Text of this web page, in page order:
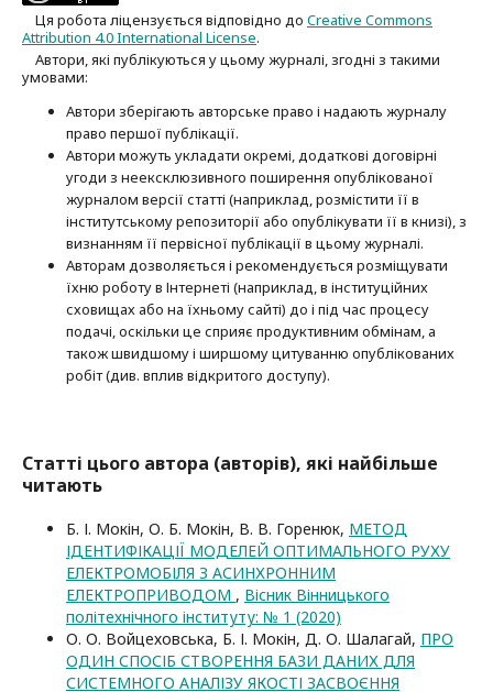
Ця робота ліцензується відповідно до Creative Commons
Attribution 4.0 International License.
Автори, які публікуються у цьому журналі, згодні з такими
умовами:
Автори зберігають авторське право і надають журналу
право першої публі­кації.
Автори можуть укладати окремі, додат­кові договірні
угоди з неексклюзив­ного поширення опублікованої
журналом версії статті (наприклад, розмістити її в
інститутському репозиторії або опубліку­вати її в книзі), з
визнанням її первісної публікації в цьому журналі.
Авторам дозволяється і рекомендується розміщувати
їхню роботу в Інтернеті (наприклад, в інституційних
сховищах або на їхньому сайті) до і під час процесу
подачі, оскільки це сприяє продуктивним обмінам, а
також швидшому і ширшому цитуванню опубліко­ва­них
робіт (див. вплив відкритого доступу).
Статті цього автора (авторів), які найбільше
читають
Б. І. Мокін, О. Б. Мокін, В. В. Горенюк, МЕТОД
ІДЕНТИФІКАЦІЇ МОДЕЛЕЙ ОПТИМАЛЬНОГО РУХУ
ЕЛЕКТРОМОБІЛЯ З АСИНХРОННИМ
ЕЛЕКТРОПРИВОДОМ , Вісник Вінницького
політехнічного інституту: № 1 (2020)
О. О. Войцеховська, Б. І. Мокін, Д. О. Шалагай, ПРО
ОДИН СПОСІБ СТВОРЕННЯ БАЗИ ДАНИХ ДЛЯ
СИСТЕМНОГО АНАЛІЗУ ЯКОСТІ ЗАСВОЄННЯ